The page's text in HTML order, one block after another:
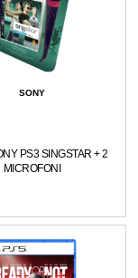
SONY
PS3 SINGSTAR + 2
MICROFONI